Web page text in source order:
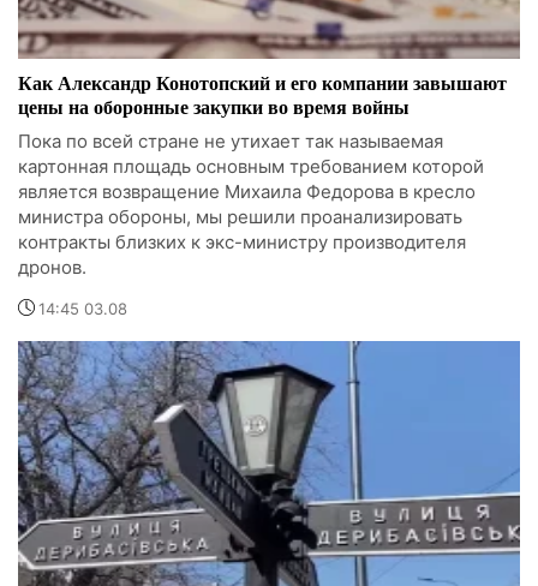
Как Александр Конотопский и его компании завышают
цены на оборонные закупки во время войны
Пока по всей стране не утихает так называемая
картонная площадь основным требованием которой
является возвращение Михаила Федорова в кресло
министра обороны, мы решили проанализировать
контракты близких к экс-министру производителя
дронов.
14:45 03.08